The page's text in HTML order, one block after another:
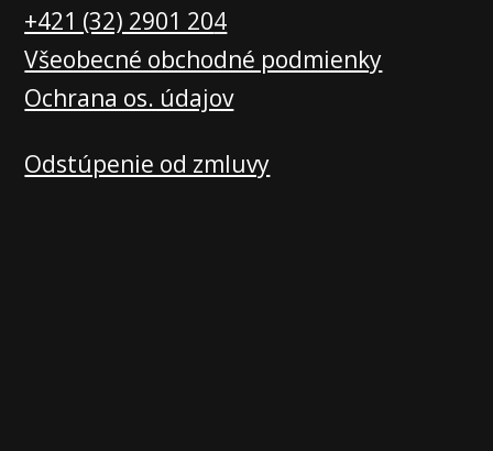
+421 (32) 2901 204
Všeobecné obchodné podmienky
Ochrana os. údajov
Odstúpenie od zmluvy